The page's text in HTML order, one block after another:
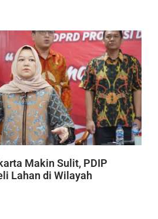
Makin Sulit, PDIP
Lahan di Wilayah